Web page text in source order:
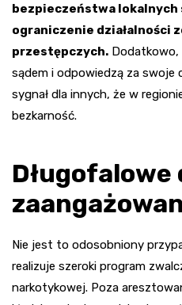
bezpieczeństwa lokalnych
ograniczenie działalności
przestępczych.
sądem i odpowiedzą za swoje
sygnał dla innych, że w
bezkarność.
Długofalowe
Nie jest to odosobniony
realizuje szeroki program
narkotykowej. Poza